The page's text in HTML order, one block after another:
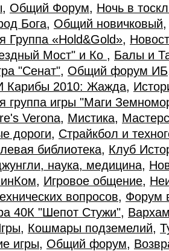
, Общий Форум, Ночь в
Бога, Общий новичковый
Группа «Hold&Gold»,
Мост" и Ко , Балы и
"Сенат", Общий форум ИБ
Карибы 2010: Жажда,
группа игры "Маги
Verona, Мистика,
дороги, Страйкбол и
библиотека, Клуб
наука, медицина,
, Игровое общение,
вопросов, Форум
40К "Шепот Стужи",
, Кошмары подземелий,
игры, Общий форум,